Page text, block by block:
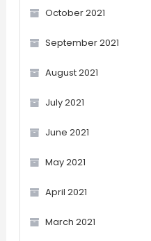
October 2021
September 2021
August 2021
July 2021
June 2021
May 2021
April 2021
March 2021